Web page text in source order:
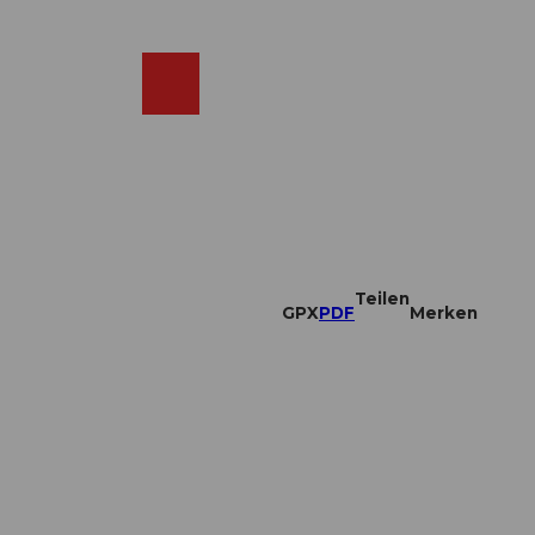
GPXPDF
Teilen
Merken